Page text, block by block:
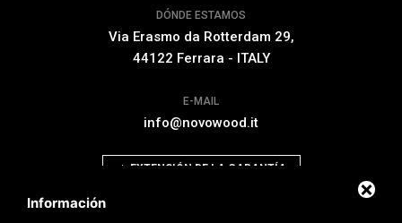
DÓNDE ESTAMOS
Via Erasmo da Rotterdam 29,
44122 Ferrara - ITALY
E-MAIL
info@novowood.it
EXTENSIÓN DE LA GARANTÍA
Información